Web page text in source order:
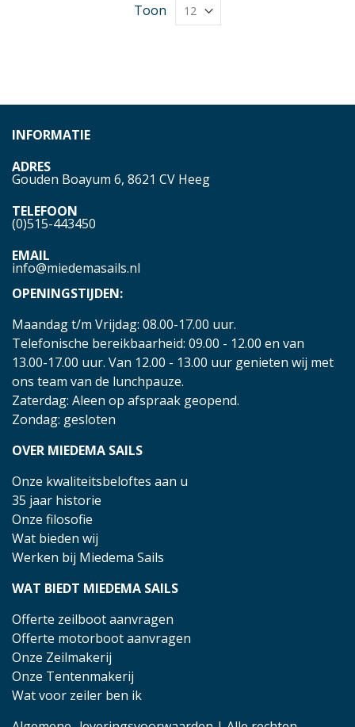
Toon
INFORMATIE
ADRES
Gouden Boayum 6, 8621 CV Heeg
TELEFOON
(0)515-443450
EMAIL
info@miedemasails.nl
OPENINGSTIJDEN:
Maandag t/m Vrijdag: 08.00-17.00 uur.
Telefonische bereikbaarheid: 09.00 - 12.00 en van
13.00-17.00 uur. Van 12.00 - 13.00 uur genieten wij met
ons team van de lunchpauze.
Zaterdag: Aleen op afspraak geopend.
Zondag: gesloten
OVER MIEDEMA SAILS
Onze kwaliteitsbeloftes aan u
35 jaar historie
Onze filosofie
Wat bieden wij
Werken bij Miedema Sails
WAT BIEDT MIEDEMA SAILS
Offerte zeilboot aanvragen
Offerte motorboot aanvragen
Onze Zeilmakerij
Onze Tentenmakerij
Wat voor zeiler ben ik